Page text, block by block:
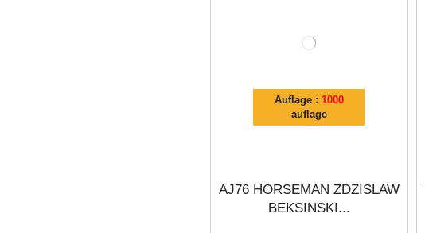
Auflage : 1000
auflage
AJ76 HORSEMAN ZDZISLAW
BEKSINSKI...